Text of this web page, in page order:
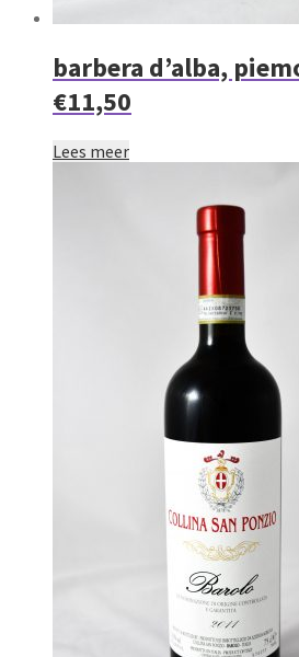
barbera d’alba,
€11,50
Lees meer